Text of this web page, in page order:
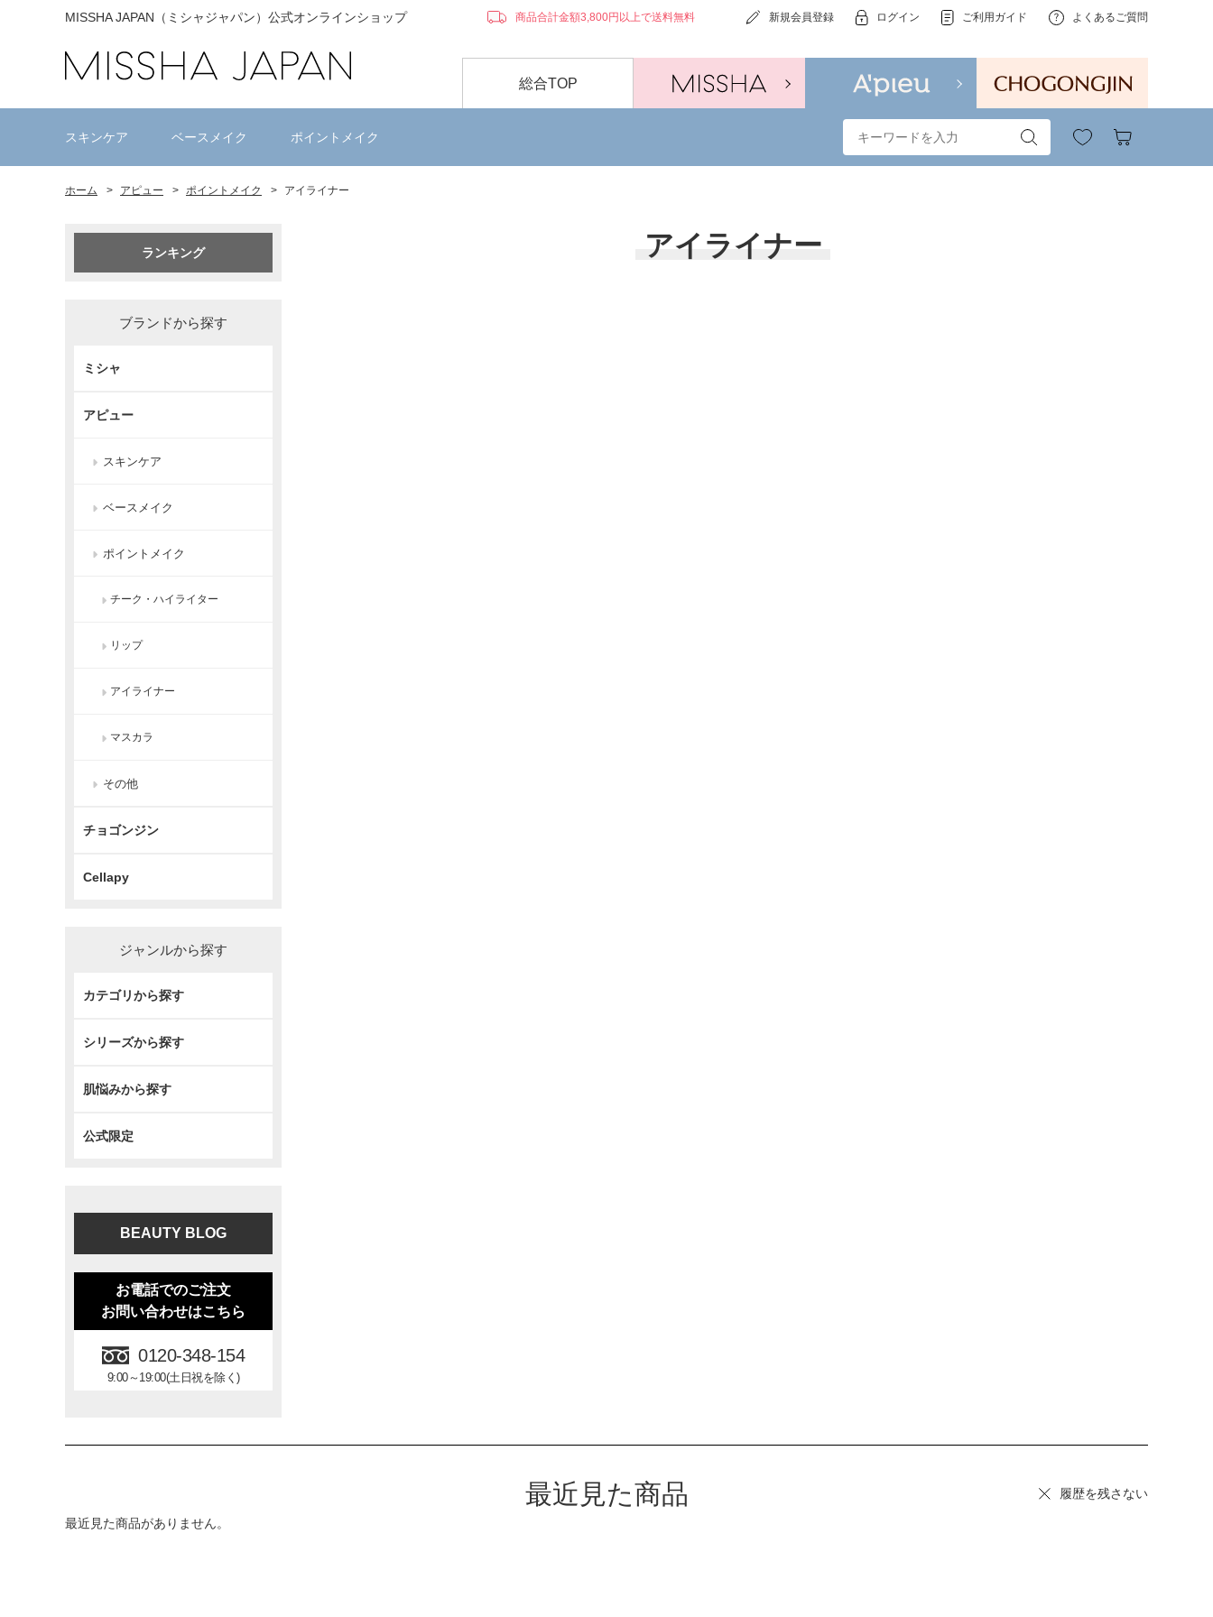
MISSHA JAPAN（ミシャジャパン）公式オンラインショップ 商品合計金額3,800円以上で送料無料 新規会員登録 ログイン ご利用ガイド よくあるご質問
総合TOP
スキンケア ベースメイク ポイントメイク
ホーム > アピュー > ポイントメイク > アイライナー
ランキング
ブランドから探す
ミシャ
アピュー
スキンケア
ベースメイク
ポイントメイク
チーク・ハイライター
リップ
アイライナー
マスカラ
その他
チョゴンジン
Cellapy
ジャンルから探す
カテゴリから探す
シリーズから探す
肌悩みから探す
公式限定
BEAUTY BLOG
お電話でのご注文
お問い合わせはこちら
0120-348-154
9:00～19:00(土日祝を除く)
アイライナー
最近見た商品
最近見た商品がありません。
履歴を残さない